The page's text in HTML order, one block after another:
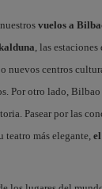
vuelos a
, las estaciones
o nuevos centros
Por otro lado, Bilbao
Pasear por las
teatro más elegante,